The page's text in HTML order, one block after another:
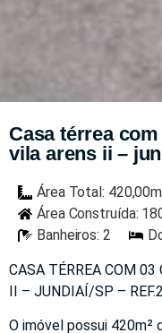
Casa térrea
vila arens ii –
Área Total:
Área Construída:
Banheiros: 2
CASA TÉRREA COM 03
II – JUNDIAÍ/SP –
O imóvel possui 420m²